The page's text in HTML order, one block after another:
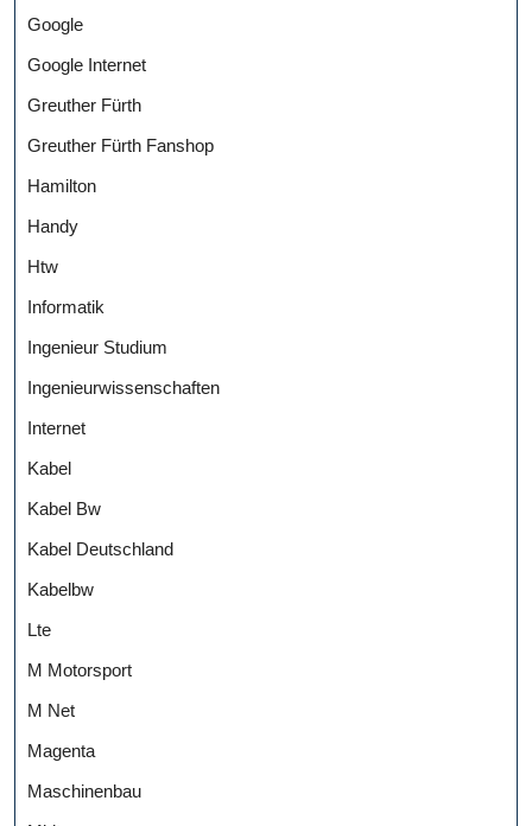
Google
Google Internet
Greuther Fürth
Greuther Fürth Fanshop
Hamilton
Handy
Htw
Informatik
Ingenieur Studium
Ingenieurwissenschaften
Internet
Kabel
Kabel Bw
Kabel Deutschland
Kabelbw
Lte
M Motorsport
M Net
Magenta
Maschinenbau